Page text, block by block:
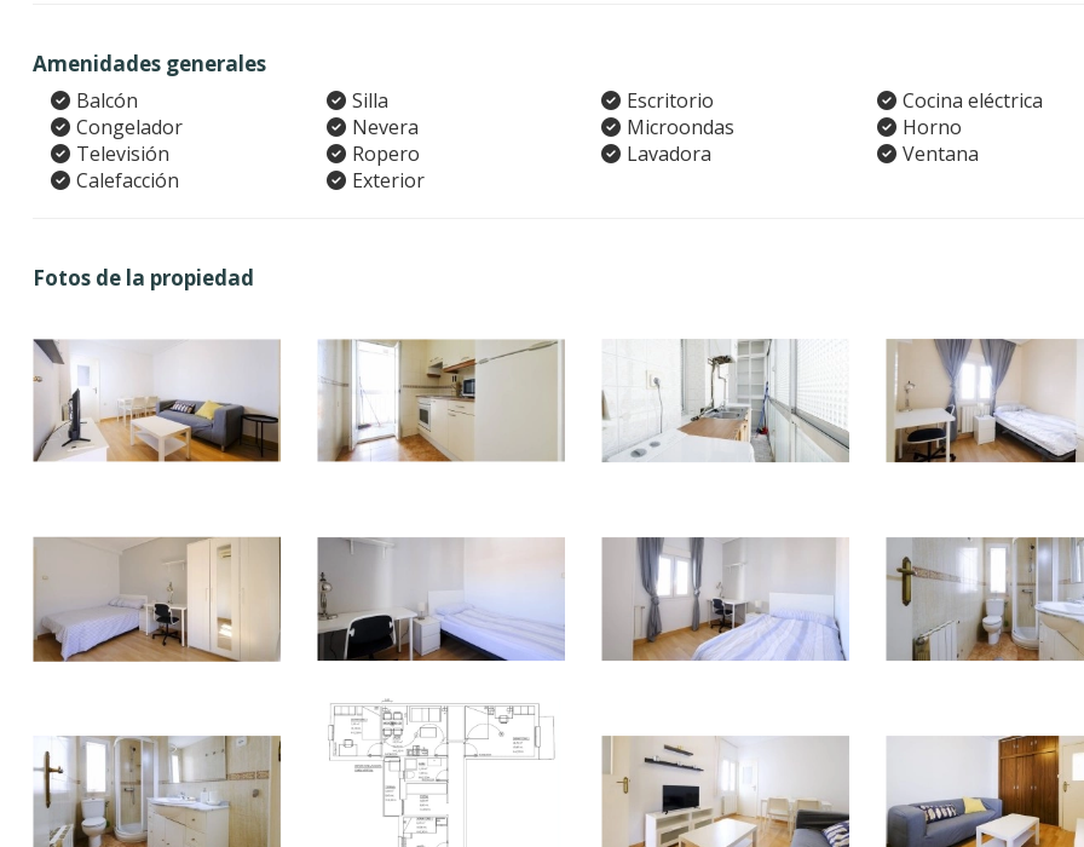
Amenidades generales
Balcón Silla Escritorio
Cocina eléctrica
Congelador
Nevera Microondas
Horno
Televisión
Ropero Lavadora
Ventana
Calefacción
Exterior
Fotos de la propiedad